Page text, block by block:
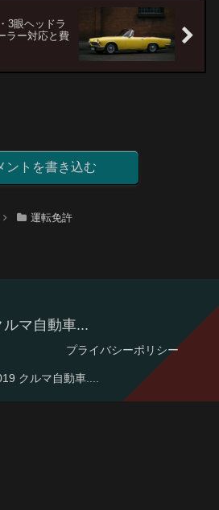
3眼ヘッドラ
ラー対応と費
ントを書き込む
運転免許
ルマ自動車...
プライバシーポリシー
クルマ自動車....